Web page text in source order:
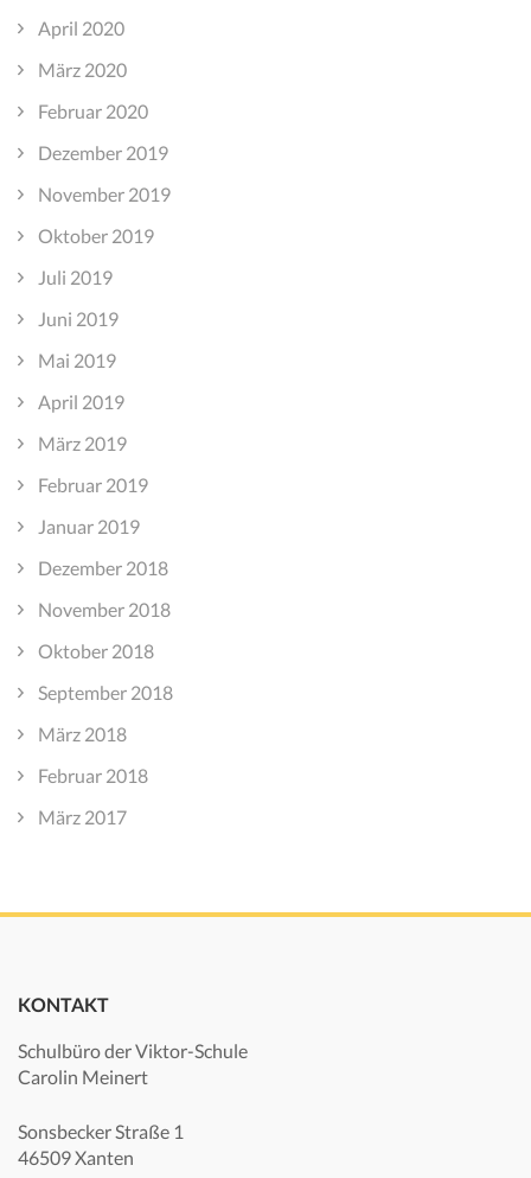
April 2020
März 2020
Februar 2020
Dezember 2019
November 2019
Oktober 2019
Juli 2019
Juni 2019
Mai 2019
April 2019
März 2019
Februar 2019
Januar 2019
Dezember 2018
November 2018
Oktober 2018
September 2018
März 2018
Februar 2018
März 2017
KONTAKT
Schulbüro der Viktor-Schule
Carolin Meinert
Sonsbecker Straße 1
46509 Xanten